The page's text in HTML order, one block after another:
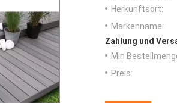
Herkunftsort:
Markenname:
Zahlung und
Min
Preis: